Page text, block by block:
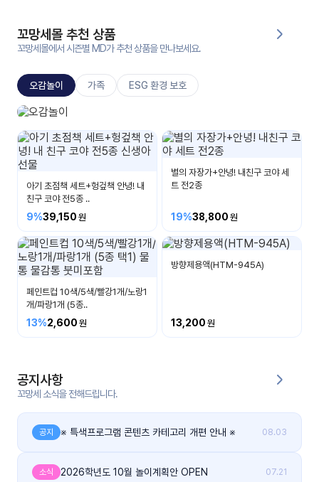
생
교
원
온라
인 강
의
줌
강의
무료
강의
및
세미
나
수강
강의
자료
실
니
티
공지
사항
트
우리
꼬망세몰 추천 상품
꼬망세몰에서 시즌별 MD가 추천 상품을 만나보세요.
오감놀이 가족 ESG 환경 보호
오감놀이
보고 듣고 맛보고 만져요
아기 초점책 세트+헝겊책 안녕! 내
친구 코야 전5종 ..
9%39,150
별의 자장가+안녕! 내친구 코야 세
트 전2종
19%38,800
페인트컵 10색/5색/빨강1개/노랑1
개/파랑1개 (5종..
13%2,600
방향제용액(HTM-945A)
13,200
공지사항
꼬망세 소식을 전해드립니다.
공지 ※ 특색프로그램 콘텐츠 카테고리 개편 안내 ※ 08.03
소식 2026학년도 10월 놀이계획안 OPEN 07.21